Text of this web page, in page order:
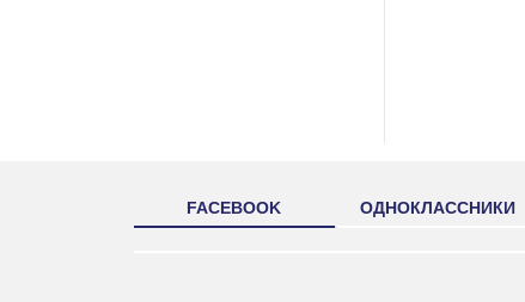
FACEBOOK ОДНОКЛАССНИКИ